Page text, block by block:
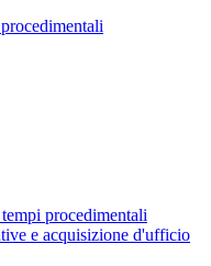
procedimentali
e acquisizione d'ufficio